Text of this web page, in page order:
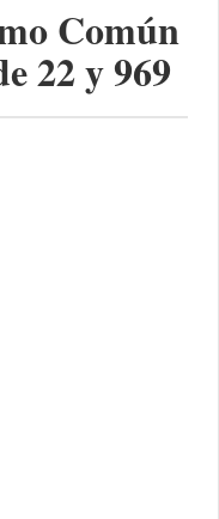
Común
22y969